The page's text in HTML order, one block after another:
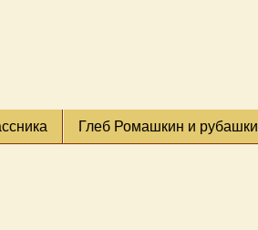
Глеб Ромашкин и рубашки